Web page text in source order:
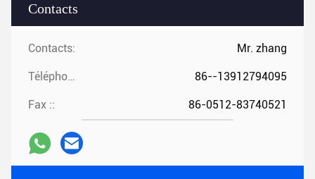
Contacts
Contacts: Mr. zhang
Téléphone :: 86--13912794095
Fax :: 86-0512-83740521